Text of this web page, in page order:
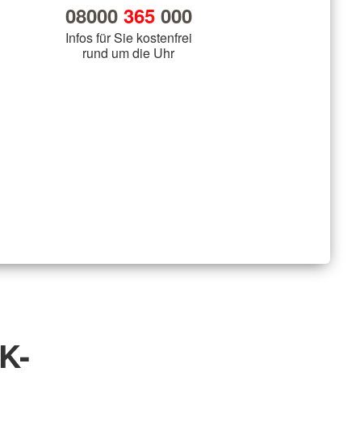
08000 365000
Infos für Sie kostenfrei
rund um die Uhr